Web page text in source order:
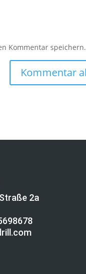
Kommentar speichern.
2a